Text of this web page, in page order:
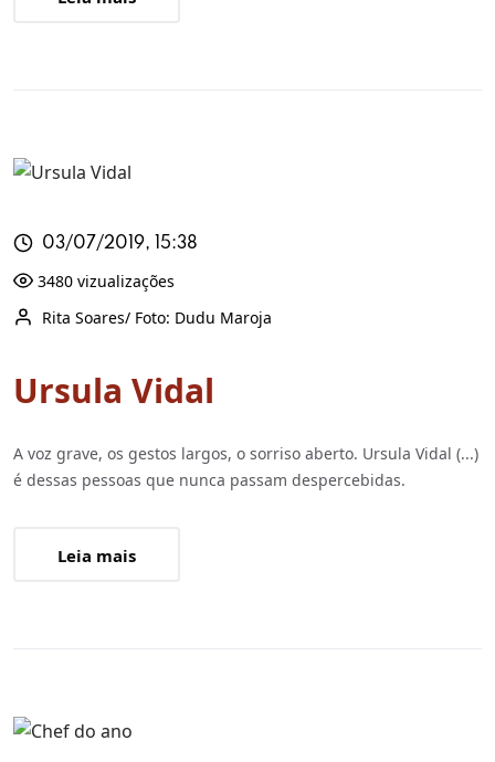
03/07/2019, 15:38
3480 vizualizações
Rita Soares/ Foto: Dudu Maroja
Ursula Vidal
A voz grave, os gestos largos, o sorriso aberto. Ursula Vidal (...)
é dessas pessoas que nunca passam despercebidas.
Leia mais